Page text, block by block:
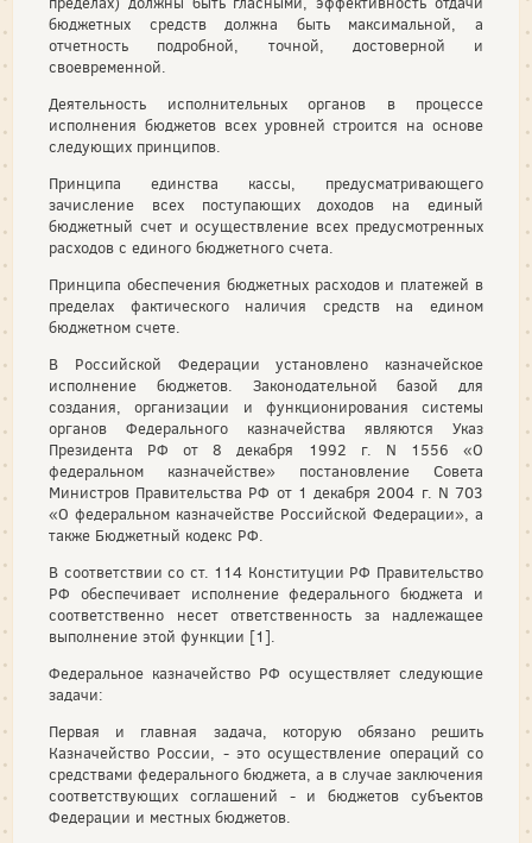
бюджетных средств должна быть максимальной, а
отчетность подробной, точной, достоверной и
своевременной.
Деятельность исполнительных органов в процессе
исполнения бюджетов всех уровней строится на основе
следующих принципов.
Принципа единства кассы, предусматривающего
зачисление всех поступающих доходов на единый
бюджетный счет и осуществление всех предусмотренных
расходов с единого бюджетного счета.
Принципа обеспечения бюджетных расходов и платежей в
пределах фактического наличия средств на едином
бюджетном счете.
В Российской Федерации установлено казначейское
исполнение бюджетов. Законодательной базой для
создания, организации и функционирования системы
органов Федерального казначейства являются Указ
Президента РФ от 8 декабря 1992 г. N 1556 «О
федеральном казначействе» постановление Совета
Министров Правительства РФ от 1 декабря 2004 г. N 703
«О федеральном казначействе Российской Федерации», а
также Бюджетный кодекс РФ.
В соответствии со ст. 114 Конституции РФ Правительство
РФ обеспечивает исполнение федерального бюджета и
соответственно несет ответственность за надлежащее
выполнение этой функции [1].
Федеральное казначейство РФ осуществляет следующие
задачи:
Первая и главная задача, которую обязано решить
Казначейство России, - это осуществление операций со
средствами федерального бюджета, а в случае заключения
соответствующих соглашений - и бюджетов субъектов
Федерации и местных бюджетов.